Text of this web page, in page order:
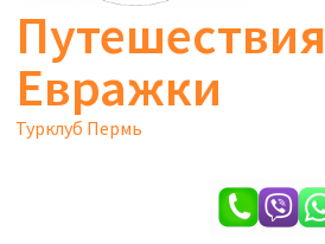
Путешествия
Евражки
Турклуб Пермь